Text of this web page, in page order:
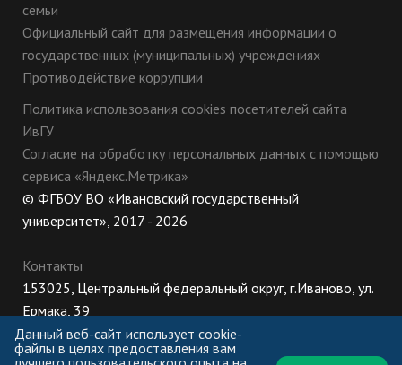
семьи
Официальный сайт для размещения информации о
государственных (муниципальных) учреждениях
Противодействие коррупции
Политика использования cookies посетителей сайта
ИвГУ
Согласие на обработку персональных данных с помощью
сервиса «Яндекс.Метрика»
© ФГБОУ ВО «Ивановский государственный
университет», 2017 - 2026
Контакты
153025, Центральный федеральный округ, г.Иваново, ул.
Ермака, 39
8 (800) 222-56-86 (Приемная комиссия), +7 (4932) 32-62-
10 (Ректорат)
Данный веб-сайт использует cookie-
файлы в целях предоставления вам